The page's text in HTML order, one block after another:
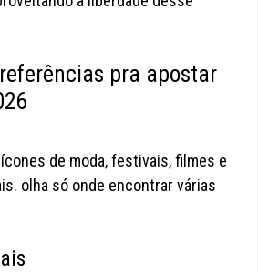
pra apostar
de moda, festivais, filmes e
olha só onde encontrar várias